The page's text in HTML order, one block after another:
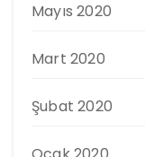
Mayıs 2020
Mart 2020
Şubat 2020